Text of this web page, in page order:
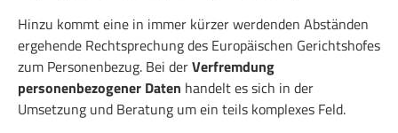
Hinzu kommt eine in immer kürzer werdenden Abständen
ergehende Rechtsprechung des Europäischen Gerichtshofes
zum Personenbezug. Bei derVerfremdung
personenbezogener Daten handelt es sich in der
Umsetzung und Beratung um ein teils komplexes Feld.